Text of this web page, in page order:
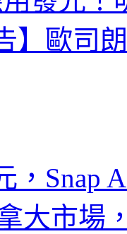
】歐司
，Snap
大市場